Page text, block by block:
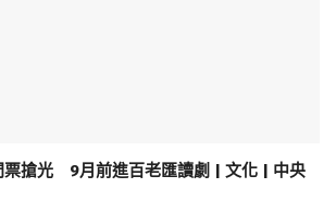
票搶光 9月前進百老匯讀劇 | 文化 | 中央